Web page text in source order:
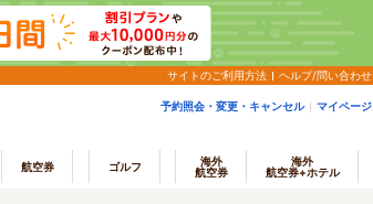
サイトのご利用方法 ヘルプ/問い合わせ
予約照会・変更・キャンセル マイページ
航空券 ゴルフ
海外
航空券
海外
航空券+ホテル